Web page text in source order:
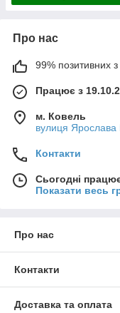
Про нас
99% позитивних з
Працює з
м. Ковель
вулиця Ярослава
Контакти
Сьогодні
Показати весь
Про нас
Контакти
Доставка та оплата